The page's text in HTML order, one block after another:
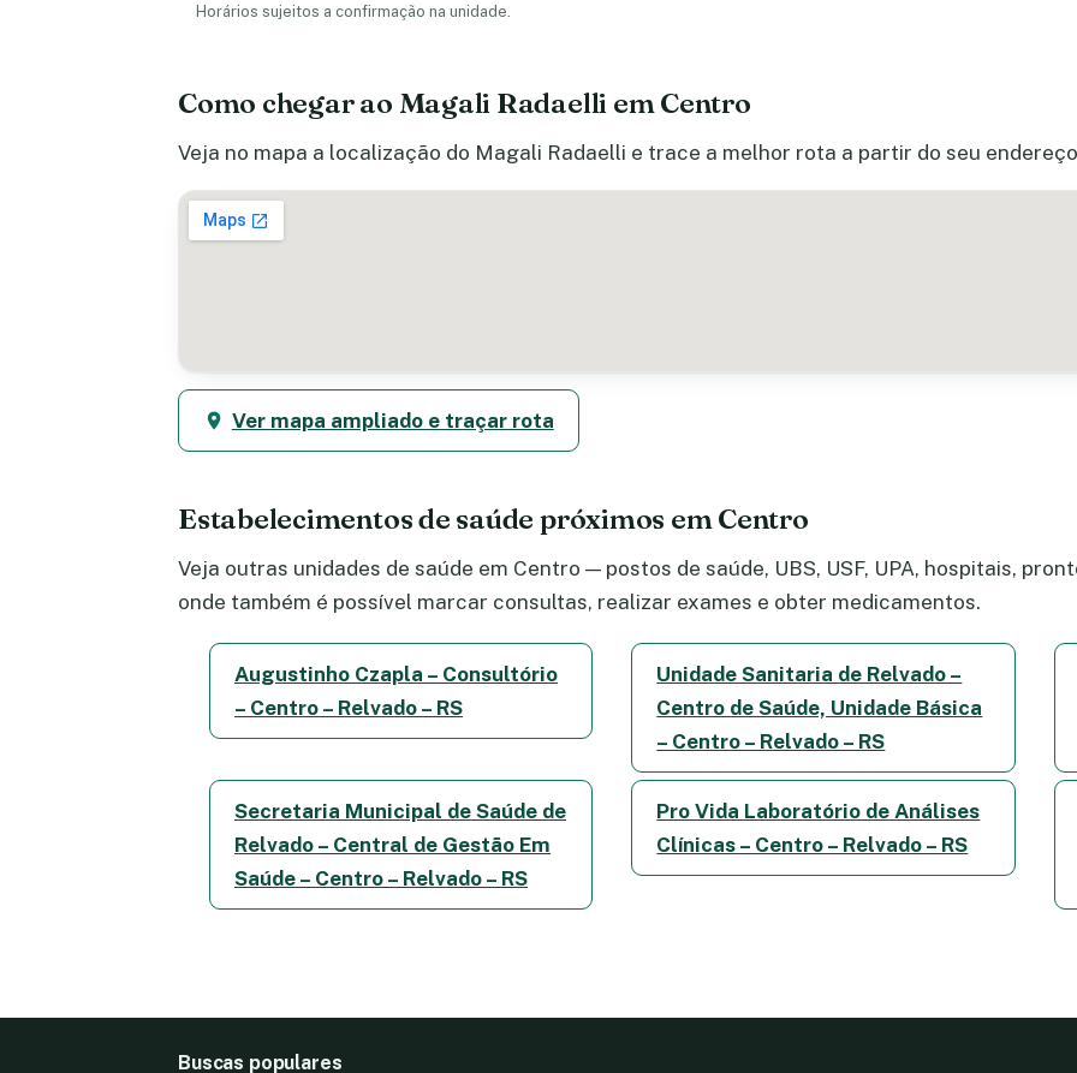
Horários sujeitos a confirmação na unidade.
Como chegar ao Magali Radaelli em Centro
Veja no mapa a localização do Magali Radaelli e trace a melhor rota a partir do seu
Ver mapa ampliado e traçar rota
Estabelecimentos de saúde próximos em Centro
Veja outras unidades de saúde em Centro — postos de saúde, UBS, USF, UPA, hospitais,
onde também é possível marcar consultas, realizar exames e obter medicamentos.
Augustinho Czapla – Consultório
– Centro – Relvado – RS
Unidade Sanitaria de Relvado –
Centro de Saúde, Unidade Básica
– Centro – Relvado – RS
Secretaria Municipal de Saúde de
Relvado – Central de Gestão Em
Saúde – Centro – Relvado – RS
Pro Vida Laboratório de Análises
Clínicas – Centro – Relvado – RS
Buscas populares